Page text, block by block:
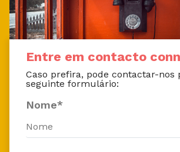
Entre em contacto
Caso prefira, pode contactar-nos
seguinte formulário:
Nome*